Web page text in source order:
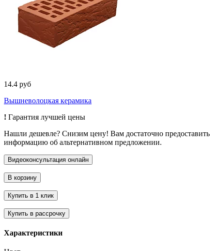
14.4 руб
Вышневолоцкая керамика
! Гарантия лучшей цены
Нашли дешевле? Снизим цену! Вам достаточно предоставить
информацию об альтернативном предложении.
Характеристики